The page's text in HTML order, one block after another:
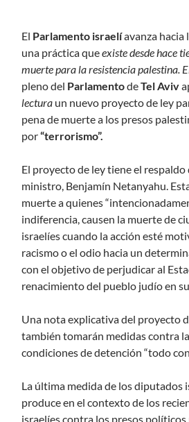
El Parlamento israelíavanza hacia
una práctica queexiste desde hace
muerte para la resistencia palestina.
pleno del ParlamentodeTel Aviv
lectura un nuevo proyecto de ley
pena de muerte a los presos
por“terrorismo”.
El proyecto de ley tiene el
ministro, Benjamín Netanyahu.
muerte a quienes
indiferencia, causen la muerte de
israelíes cuando la acción esté
racismo o el odio hacia un
con el objetivo de perjudicar al
renacimiento del pueblo judío en
Una nota explicativa del proyecto
también tomarán medidas contra
condiciones de detención “todo
La última medida de los diputados
produce en el contexto de los
israelíes contra los presos